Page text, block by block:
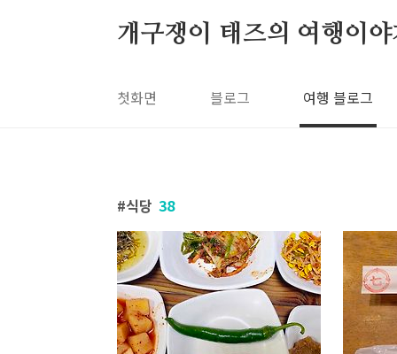
개구쟁이 태즈의 여행이야
첫화면 블로그 여행 블로그
식당 38